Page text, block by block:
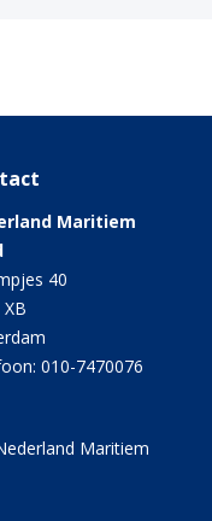
Maritiem
40
010-7470076
Maritiem